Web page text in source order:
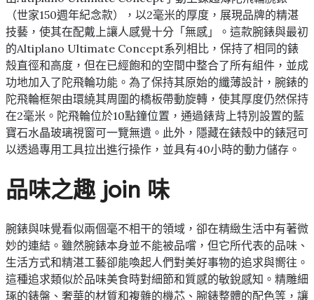
（世家150週年紀念款），以2毫米的厚度，展現品牌的精湛
技藝，使其在配戴上讓人感覺十分「無感」。這款腕錶與最初
的Altiplano Ultimate Concept系列相比，保持了相同的錶
殼直徑和高度，但在已經飽和的空間中整合了所有組件，並成
功地加入了陀飛輪功能。為了保持其原始的纖薄設計，腕錶的
陀飛輪框架由環繞其周圍的橋板帶動旋轉，使其厚度仍然保持
在2毫米。陀飛輪位於10點鐘位置，通過錶背上特別設置的藍
寶石水晶玻璃視窗可一覽無遺。此外，隱藏在錶殼中的錶冠可
以透過專用工具拉出進行操作，並具有40小時的動力儲存。
品味之趣 join 味
腕錶與味覺看似兩個毫不相干的領域，卻在精緻生活中有著微
妙的連結。雖然腕錶本身並不能被品嚐，但它所代表的品味、
生活方式和精湛工藝卻能喚起人們對美好事物的追求與嚮往。
這種追求類似於品味美食時對細節和質感的敏銳感知。精雕細
琢的錶盤、奢華的材質和複雜的機芯、腕錶整體的配色等，讓